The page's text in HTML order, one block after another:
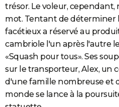
COPAINS D'AVANT
S'inscrire
Se connecter
Lycées
Collèges
Primaires
Universités
Entreprises
Service militaire
Avis de recherche
AVIS DE DÉCÈS
FORUM
trésor. Le voleur, cependant,
mot. Tentant de déterminer
facétieux a réservé au
cambriole l'un après l'autre
«Squash pour tous». Ses
sur le transporteur, Alex, un
d'une famille nombreuse et
monde se lance à la